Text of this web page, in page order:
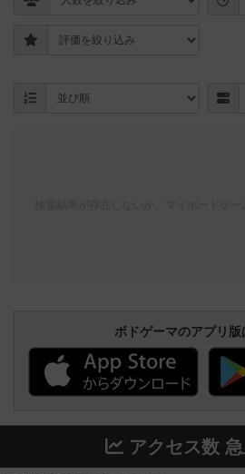
ボドゲーマのアプリ版
アクセス数